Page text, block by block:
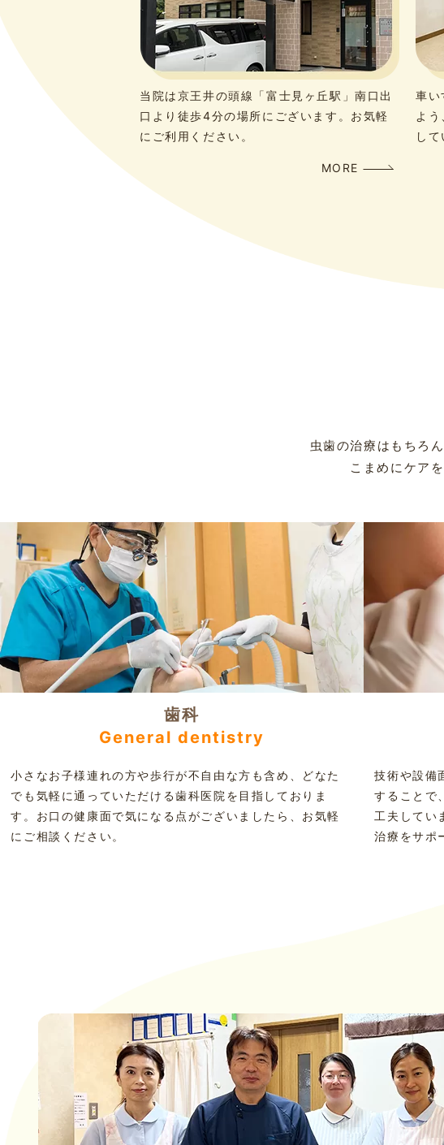
当院は京王井の頭線「富士見ヶ丘駅」南口出
口より徒歩4分の場所にございます。お気軽
にご利用ください。
MORE
車い
よ
して
虫歯の治療はもちろ
こまめにケア
歯科
General dentistry
小さなお子様連れの方や歩行が不自由な方も含め、どなた
でも気軽に通っていただける歯科医院を目指しておりま
す。お口の健康面で気になる点がございましたら、お気軽
にご相談ください。
技術や設備
することで
工夫してい
治療をサポ